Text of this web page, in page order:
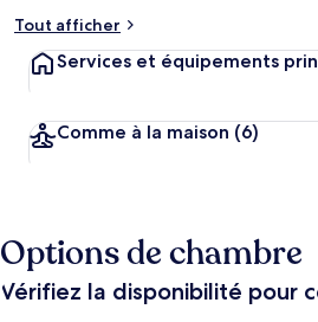
Tout afficher
Services et équipements
Comme à la maison (6)
Options de chambre
Vérifiez la disponibilité pour